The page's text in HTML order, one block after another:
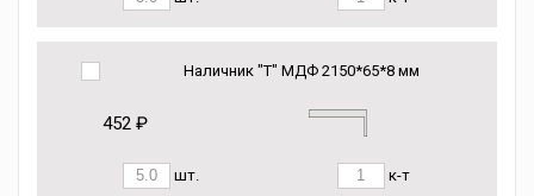
Наличник "Т" МДФ 2150*65*8 мм
452 ₽
шт. к-т